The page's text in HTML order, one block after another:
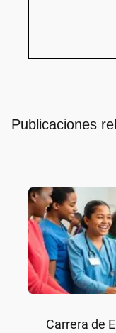
Publicaciones
Carrera de